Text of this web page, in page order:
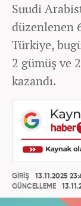
Suudi
düzenlenen
Türkiye,
2 gümüş ve
kazandı.
GİRİŞ
13.11.2025
GÜNCELLEME